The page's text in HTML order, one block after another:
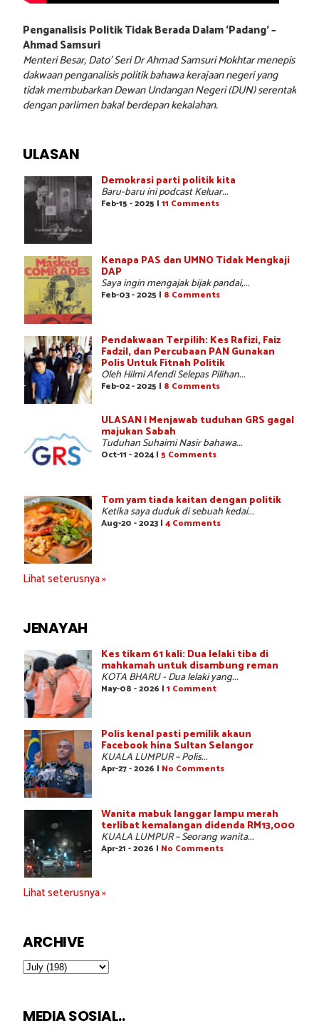
Penganalisis Politik Tidak Berada Dalam ‘Padang’ –
Ahmad Samsuri
Menteri Besar, Dato’ Seri Dr Ahmad Samsuri Mokhtar menepis
dakwaan penganalisis politik bahawa kerajaan negeri yang
tidak membubarkan Dewan Undangan Negeri (DUN) serentak
dengan parlimen bakal berdepan kekalahan.
ULASAN
Demokrasi parti politik kita
Baru-baru ini podcast Keluar...
Feb-15 - 2025 | 11 Comments
Kenapa PAS dan UMNO Tidak Mengkaji
DAP
Saya ingin mengajak bijak pandai,...
Feb-03 - 2025 | 8 Comments
Pendakwaan Terpilih: Kes Rafizi, Faiz
Fadzil, dan Percubaan PAN Gunakan
Polis Untuk Fitnah Politik
Oleh Hilmi Afendi Selepas Pilihan...
Feb-02 - 2025 | 8 Comments
ULASAN | Menjawab tuduhan GRS gagal
majukan Sabah
Tuduhan Suhaimi Nasir bahawa...
Oct-11 - 2024 | 5 Comments
Tom yam tiada kaitan dengan politik
Ketika saya duduk di sebuah kedai...
Aug-20 - 2023 | 4 Comments
Lihat seterusnya »
JENAYAH
Kes tikam 61 kali: Dua lelaki tiba di
mahkamah untuk disambung reman
KOTA BHARU - Dua lelaki yang...
May-08 - 2026 | 1 Comment
Polis kenal pasti pemilik akaun
Facebook hina Sultan Selangor
KUALA LUMPUR – Polis...
Apr-27 - 2026 | No Comments
Wanita mabuk langgar lampu merah
terlibat kemalangan didenda RM13,000
KUALA LUMPUR – Seorang wanita...
Apr-21 - 2026 | No Comments
Lihat seterusnya »
ARCHIVE
MEDIA SOSIAL..